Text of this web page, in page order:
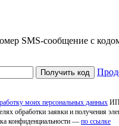
SMS-сообщение с
моих персональных данных ИП
обработки заявки и получения
конфиденциальности — по ссылке